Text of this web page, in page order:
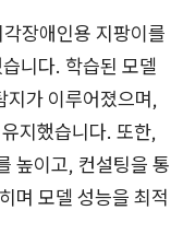
장애인용 지팡이를
니다. 학습된 모델
가 이루어졌으며,
지했습니다. 또한,
높이고, 컨설팅을 통
며 모델 성능을 최적